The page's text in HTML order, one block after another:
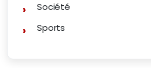
Société
Sports